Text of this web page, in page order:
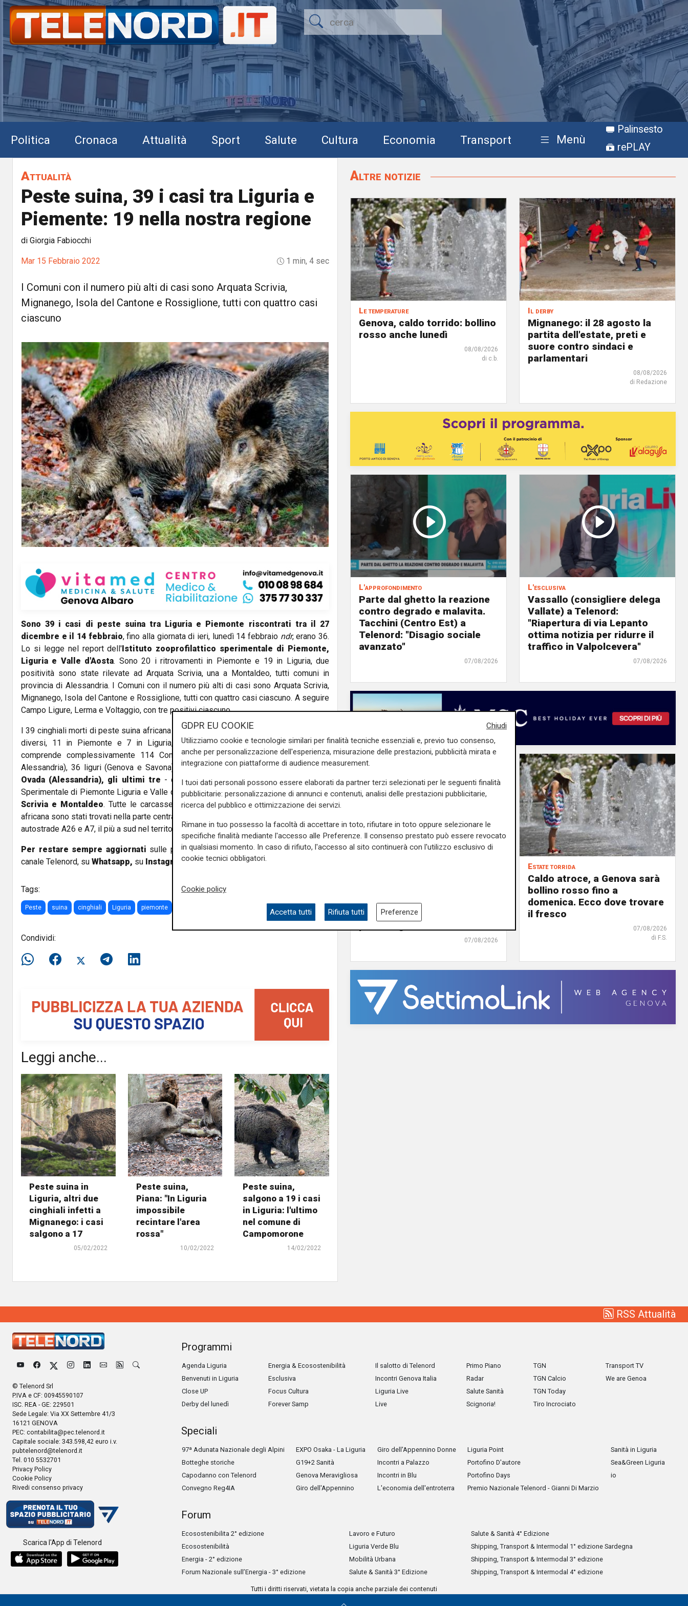
Politica Cronaca Attualità Sport Salute Cultura Economia Transport Menù
Palinsesto
rePLAY
Attualità
Peste suina, 39 i casi tra Liguria e
Piemente: 19 nella nostra regione
di Giorgia Fabiocchi
Mar 15 Febbraio 2022 1 min, 4 sec
I Comuni con il numero più alti di casi sono Arquata Scrivia,
Mignanego, Isola del Cantone e Rossiglione, tutti con quattro casi
ciascuno
Sono 39 i casi di peste suina tra Liguria e Piemonte riscontrati tra il 27
dicembre e il 14 febbraio, fino alla giornata di ieri, lunedì 14 febbraio ndr, erano 36.
Lo si legge nel report dell' Istituto zooprofilattico sperimentale di Piemonte,
Liguria e Valle d'Aosta. Sono 20 i ritrovamenti in Piemonte e 19 in Liguria, due
positività sono state rilevate ad Arquata Scrivia, una a Montaldeo, tutti comuni in
provincia di Alessandria. I Comuni con il numero più alti di casi sono Arquata Scrivia,
Mignanego, Isola del Cantone e Rossiglione, tutti con quattro casi ciascuno. A seguire
Campo Ligure, Lerma e Voltaggio, con tre positivi ciascuno.
I 39 cinghiali morti di peste suina africana sono stati trovati nel territorio di 18 Comuni
diversi, 11 in Piemonte e 7 in Liguria, ma tutti all'interno dell'area infetta, che
comprende complessivamente 114 Comuni, 78 piemontesi (tutti in provincia di
Alessandria), 36 liguri (Genova e Savona).
Il primo caso alla fine di dicembre a
Ovada (Alessandria), gli ultimi tre - comunicati oggi dall'Istituto Zooprofilattico
Sperimentale di Piemonte Liguria e Valle d'Aosta nella stessa provincia -, ad Arquata
Scrivia e Montaldeo. Tutte le carcasse di cinghiali con il virus della peste suina
africana sono stati trovati nella parte centrale della zona rossa, lungo la direttrice delle
autostrade A26 e A7, il più a sud nel territorio di Genova.
Per restare sempre aggiornati sulle principali notizie sulla Liguria seguiteci sul
canale Telenord, su Whatsapp, su Instagram,suYoutubee suFacebook
Tags:
Peste suina cinghiali Liguria piemonte
Condividi:
Leggi anche...
Peste suina in
Liguria, altri due
cinghiali infetti a
Mignanego: i casi
salgono a 17
05/02/2022
Peste suina,
Piana: "In Liguria
impossibile
recintare l'area
rossa"
10/02/2022
Peste suina,
salgono a 19 i casi
in Liguria: l'ultimo
nel comune di
Campomorone
14/02/2022
Altre notizie
Le temperature
Genova, caldo torrido: bollino
rosso anche lunedì
08/08/2026
di c.b.
Il derby
Mignanego: il 28 agosto la
partita dell'estate, preti e
suore contro sindaci e
parlamentari
08/08/2026
di Redazione
L'approfondimento
Parte dal ghetto la reazione
contro degrado e malavita.
Tacchini (Centro Est) a
Telenord: "Disagio sociale
avanzato"
07/08/2026
L'esclusiva
Vassallo (consigliere delega
Vallate) a Telenord:
"Riapertura di via Lepanto
ottima notizia per ridurre il
traffico in Valpolcevera"
07/08/2026
demonizziamo nessuno, ma
tolleranza zero verso chi
porta degrado"
07/08/2026
Estate torrida
Caldo atroce, a Genova sarà
bollino rosso fino a
domenica. Ecco dove trovare
il fresco
07/08/2026
di F.S.
RSS Attualità
© Telenord Srl
P.IVA e CF: 00945590107
ISC. REA - GE: 229501
Sede Legale: Via XX Settembre 41/3
16121 GENOVA
PEC: contabilita@pec.telenord.it
Capitale sociale: 343.598,42 euro i.v.
pubtelenord@telenord.it
Tel. 010 5532701
Privacy Policy
Cookie Policy
Rivedi consenso privacy
Scarica l'App di Telenord
Programmi
Agenda Liguria
Benvenuti in Liguria
Close UP
Derby del lunedì
Energia & Ecosostenibilità
Esclusiva
Focus Cultura
Forever Samp
Il salotto di Telenord
Incontri Genova Italia
Liguria Live
Live
Primo Piano
Radar
Salute Sanità
Scignoria!
TGN
TGN Calcio
TGN Today
Tiro Incrociato
Transport TV
We are Genoa
Speciali
97ª Adunata Nazionale degli Alpini
Botteghe storiche
Capodanno con Telenord
Convegno Reg4IA
EXPO Osaka - La Liguria
G19+2 Sanità
Genova Meravigliosa
Giro dell'Appennino
Giro dell'Appennino Donne
Incontri a Palazzo
Incontri in Blu
L'economia dell'entroterra
Liguria Point
Portofino D'autore
Portofino Days
Premio Nazionale Telenord - Gianni Di Marzio
Sanità in Liguria
Sea&Green Liguria
io
Forum
Ecosostenibilita 2° edizione
Ecosostenibilità
Energia - 2° edizione
Forum Nazionale sull’Energia - 3° edizione
Lavoro e Futuro
Liguria Verde Blu
Mobilità Urbana
Salute & Sanità 3° Edizione
Salute & Sanità 4° Edizione
Shipping, Transport & Intermodal 1° edizione Sardegna
Shipping, Transport & Intermodal 3° edizione
Shipping, Transport & Intermodal 4° edizione
Tutti i diritti riservati, vietata la copia anche parziale dei contenuti
Chiudi
GDPR EU COOKIE
Utilizziamo cookie e tecnologie similari per finalità tecniche essenziali e, previo tuo consenso,
anche per personalizzazione dell'esperienza, misurazione delle prestazioni, pubblicità mirata e
integrazione con piattaforme di audience measurement.
I tuoi dati personali possono essere elaborati da partner terzi selezionati per le seguenti finalità
pubblicitarie: personalizzazione di annunci e contenuti, analisi delle prestazioni pubblicitarie,
ricerca del pubblico e ottimizzazione dei servizi.
Rimane in tuo possesso la facoltà di accettare in toto, rifiutare in toto oppure selezionare le
specifiche finalità mediante l'accesso alle Preferenze. Il consenso prestato può essere revocato
in qualsiasi momento. In caso di rifiuto, l'accesso al sito continuerà con l'utilizzo esclusivo di
cookie tecnici obbligatori.
Cookie policy
Accetta tutti Rifiuta tutti Preferenze